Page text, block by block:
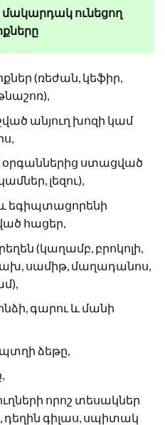
մակարդակ ունեցող
(ռեժան, կեֆիր,
անյուղ խոզի կամ
օրգաններից ստացված
լեզու),
և եգիպտացորենի
հացեր,
(կաղամբ, բրոկոլի,
սամիթ, մաղադանոս,
գարու և մանի
ձեթը,
որոշ տեսակներ
գիլաս, սպիտակ